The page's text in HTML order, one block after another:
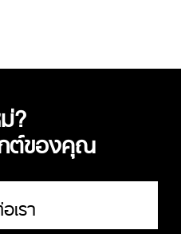
?
ต์ของคุณ
เรา